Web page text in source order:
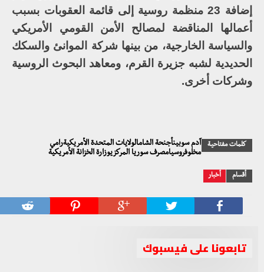
إضافة 23 منظمة روسية إلى قائمة العقوبات بسبب
أعمالها المناقضة لمصالح الأمن القومي الأمريكي
والسياسة الخارجية، من بينها شركة الموانئ والسكك
الحديدية لشبه جزيرة القرم، ومعاهد البحوث الروسية
وشركات أخرى.
كلمات مفتاحية
آدم سوبينأجنحة الشامالولايات المتحدة الأمريكيةرامي
مخلوفروسيامصرف سوريا المركزيوزارة الخزانة الأمريكية
أقسام أخبار
تابعونا على فيسبوك